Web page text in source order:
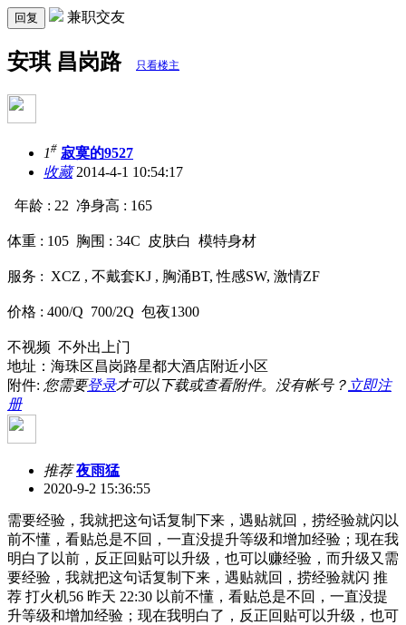
回复 兼职交友
安琪 昌岗路 只看楼主
1# 寂寞的9527
收藏2014-4-1 10:54:17
年龄 : 22 净身高 : 165
体重 : 105 胸围 : 34C 皮肤白 模特身材
服务 : XCZ , 不戴套KJ , 胸涌BT, 性感SW, 激情ZF
价格 : 400/Q 700/2Q 包夜1300
不视频 不外出上门
地址：海珠区昌岗路星都大酒店附近小区
附件: 您需要登录才可以下载或查看附件。没有帐号？ 立即注
册
推荐夜雨猛
2020-9-2 15:36:55
需要经验，我就把这句话复制下来，遇贴就回，捞经验就闪以
前不懂，看贴总是不回，一直没提升等级和增加经验；现在我
明白了以前，反正回贴可以升级，也可以赚经验，而升级又需
要经验，我就把这句话复制下来，遇贴就回，捞经验就闪 推
荐 打火机56 昨天 22:30 以前不懂，看贴总是不回，一直没提
升等级和增加经验；现在我明白了，反正回贴可以升级，也可